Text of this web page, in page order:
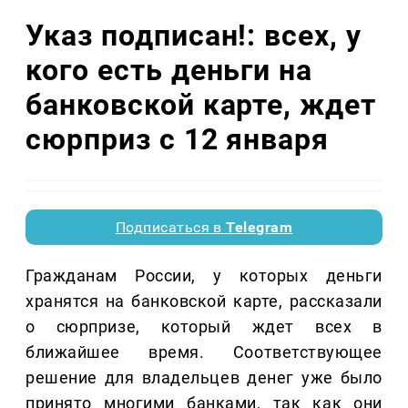
Указ подписан!: всех, у
кого есть деньги на
банковской карте, ждет
сюрприз с 12 января
Подписаться вTelegram
Гражданам России, у которых деньги
хранятся на банковской карте, рассказали
о сюрпризе, который ждет всех в
ближайшее время. Соответствующее
решение для владельцев денег уже было
принято многими банками, так как они